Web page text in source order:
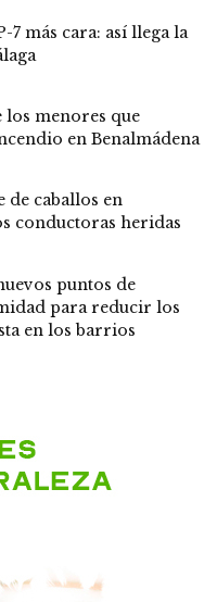
7 más cara: así llega la
los menores que
en Benalmádena
de caballos en
conductoras heridas
puntos de
para reducir los
en los barrios